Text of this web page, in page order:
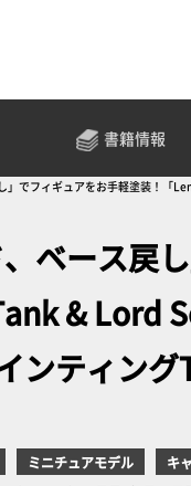
書籍情報
」でフィギュアをお手軽塗装！「
ベース戻
& Lord
ティング
ミニチュアモデル
キ